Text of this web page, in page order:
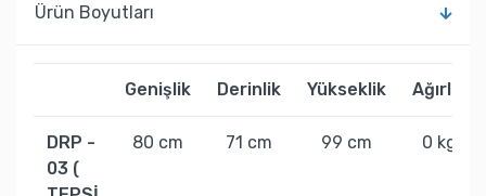
Ürün Boyutları
Genişlik Derinlik Yükseklik Ağırlık
DRP -
03 (
80 cm 71 cm 99 cm 0 kg